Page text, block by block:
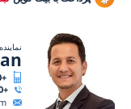
+90 532 212 45 90
+90 242 324 54 94